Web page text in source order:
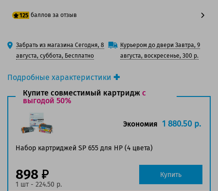
Подробные характеристики
Производитель принтера:HP
Производитель:HP
Вид товара:
Оригинальность:
Оригинальный
Цвет:Пурпурный
Ресурс: 600 страниц формата А4 при 5%
Совместим с аппаратами
125 баллов за отзыв
100 баллов
125 баллов
Забрать из магазина Сегодня, 8
августа, суббота, Бесплатно
Курьером до двери Завтра, 9
августа, воскресенье, 300 р.
Купите совместимый картридж с
выгодой 50%
Набор картриджей SP 655 для HP (4 цвета)
Экономия 1 880.50 р.
898
1 шт - 224.50 р.
Купить